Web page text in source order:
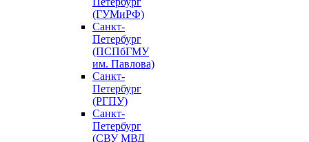
(ГУМиРФ)
Санкт-
Петербург
(ПСПбГМУ
им. Павлова)
Санкт-
Петербург
(РГПУ)
Санкт-
Петербург
(СВУ МВД